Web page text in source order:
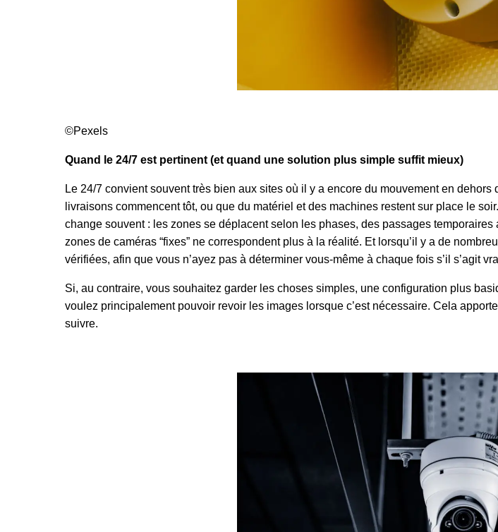
©Pexels
Quand le 24/7 est pertinent (et quand une solution plus simple suffit mieux)
Le 24/7 convient souvent très bien aux sites où il y a encore du mouvement en
livraisons commencent tôt, ou que du matériel et des machines restent sur place le
change souvent : les zones se déplacent selon les phases, des passages
zones de caméras “fixes” ne correspondent plus à la réalité. Et lorsqu’il y a de
vérifiées, afin que vous n’ayez pas à déterminer vous-même à chaque fois s’il s’agit
Si, au contraire, vous souhaitez garder les choses simples, une configuration plus
voulez principalement pouvoir revoir les images lorsque c’est nécessaire. Cela
suivre.